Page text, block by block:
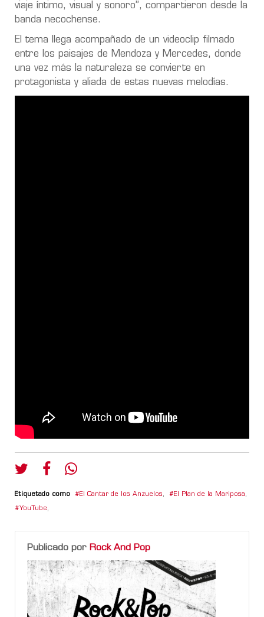
viaje íntimo, visual y sonoro”, compartieron desde la
banda necochense.
El tema llega acompañado de un videoclip filmado
entre los paisajes de Mendoza y Mercedes, donde
una vez más la naturaleza se convierte en
protagonista y aliada de estas nuevas melodías.
Etiquetado como El Cantar de los Anzuelos, El Plan de la Mariposa,
YouTube,
Publicado por Rock And Pop